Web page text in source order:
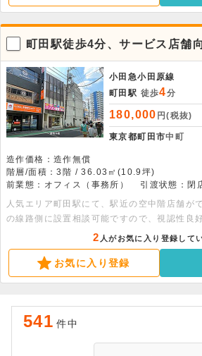
町田駅徒歩4分、サービス店舗
でました。
小田急小田原線
町田駅 徒歩4分
180,000 円(税抜)
東京都町田市中町
造作価格：造作無償
階層/面積：3階 / 36.03㎡(10.9坪)
前業態：オフィス（事務所）
引渡状態：閉
人気エリア町田駅にて、駅近の空中階店舗が
の線路側に設置相談可能ですので、視認性良
き渡しとなります。サービス店舗で独立を検
めの物件です。内見も可能ですので、お早め
2 人がお気に入り登録して
お気に入り登録
541 件中